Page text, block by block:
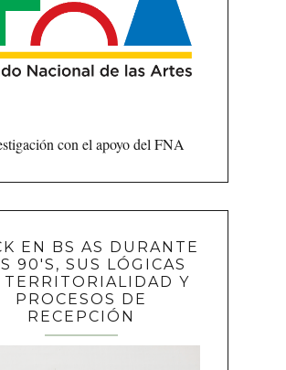
con el apoyo del FNA
EN BS AS DURANTE
90'S, SUS LÓGICAS
TERRITORIALIDAD Y
PROCESOS DE
RECEPCIÓN